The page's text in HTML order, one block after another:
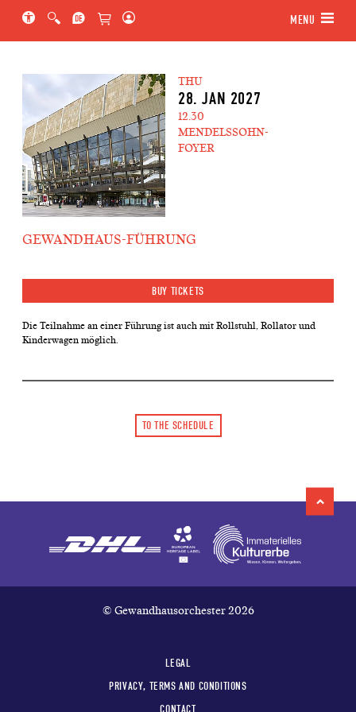
MENU
THU
28. JAN 2027
12.30
MENDELSSOHN-
FOYER
GEWANDHAUS-FÜHRUNG
BUY TICKETS
Die Teilnahme an einer Führung ist auch mit Rollstuhl, Rollator und
Kinderwagen möglich.
TO THE SCHEDULE
© Gewandhausorchester 2026
LEGAL
PRIVACY, TERMS AND CONDITIONS
CONTACT